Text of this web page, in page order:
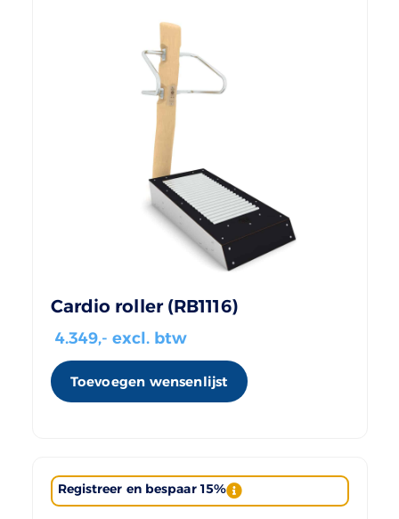
Cardio roller (RB1116)
4.349,- excl. btw
Toevoegen wensenlijst
Registreer en bespaar 15%